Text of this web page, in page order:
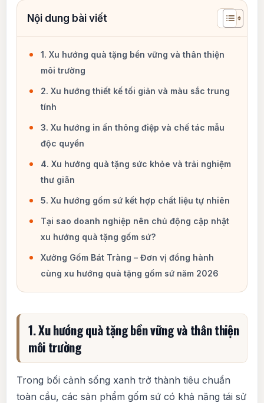
1. Xu hướng quà tặng bền vững và thân thiện
môi trường
2. Xu hướng thiết kế tối giản và màu sắc trung
tính
3. Xu hướng in ấn thông điệp và chế tác mẫu
độc quyền
4. Xu hướng quà tặng sức khỏe và trải nghiệm
thư giãn
5. Xu hướng gốm sứ kết hợp chất liệu tự nhiên
Tại sao doanh nghiệp nên chủ động cập nhật
xu hướng quà tặng gốm sứ?
Xưởng Gốm Bát Tràng – Đơn vị đồng hành
cùng xu hướng quà tặng gốm sứ năm 2026
1. Xu hướng quà tặng bền vững và thân thiện
môi trường
Trong bối cảnh sống xanh trở thành tiêu chuẩn
toàn cầu, các sản phẩm gốm sứ có khả năng tái sử